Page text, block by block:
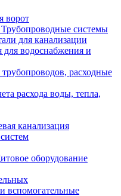
ворот
Трубопроводные системы
для канализации
водоснабжения и
расходные
расхода воды, тепла,
канализация
оборудование
вспомогательные